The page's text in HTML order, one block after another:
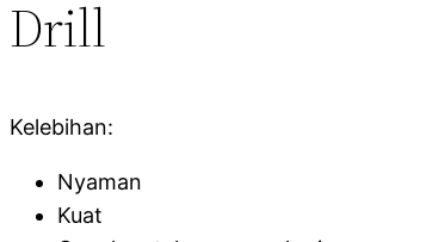
Drill
Kelebihan:
Nyaman
Kuat